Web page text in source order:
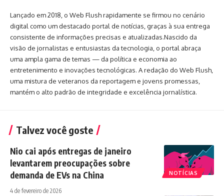
Lançado em 2018, o Web Flush rapidamente se firmou no cenário
digital como um destacado portal de notícias, graças à sua entrega
consistente de informações precisas e atualizadas.Nascido da
visão de jornalistas e entusiastas da tecnologia, o portal abraça
uma ampla gama de temas — da política e economia ao
entretenimento e inovações tecnológicas. A redação do Web Flush,
uma mistura de veteranos da reportagem e jovens promessas,
mantém o alto padrão de integridade e excelência jornalística.
Talvez você goste
NOTÍCIAS
Nio cai após entregas de janeiro
levantarem preocupações sobre
demanda de EVs na China
4 de fevereiro de 2026